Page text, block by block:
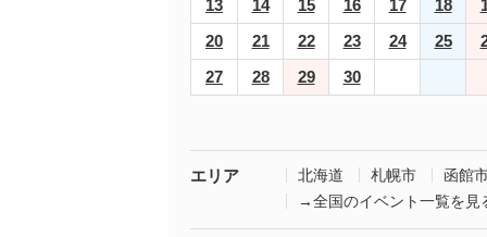
13
14 15 16 17 18
20
21 22 23 24 25
27
28 29 30
エリア 北海道 札幌市
函館
→全国のイベント一覧を見